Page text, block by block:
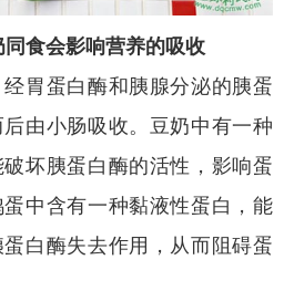
食会影响营养的吸收
蛋白酶和胰腺分泌的胰蛋
由小肠吸收。豆奶中有一种
坏胰蛋白酶的活性，影响蛋
中含有一种黏液性蛋白，能
白酶失去作用，从而阻碍蛋